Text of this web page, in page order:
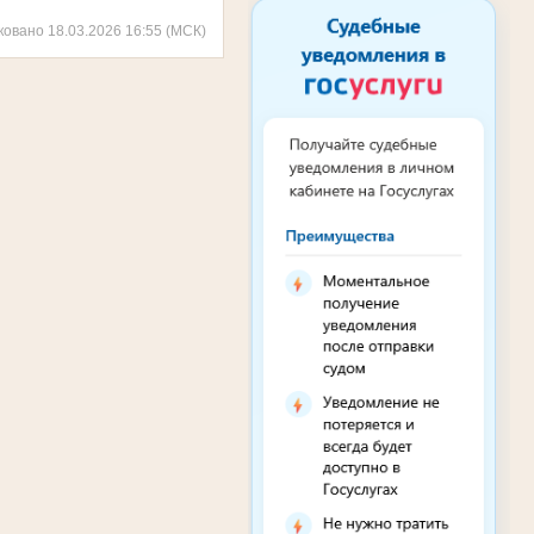
18.03.2026 16:55 (МСК)